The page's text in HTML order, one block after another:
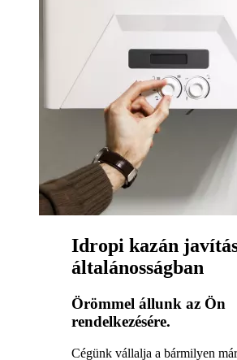
Idropi kazán
általánosságban
Örömmel állunk az Ön
rendelkezésére.
Cégünk vállalja a bármilyen